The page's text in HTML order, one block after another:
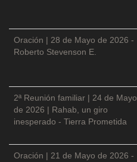
Oración | 28 de Mayo de 2026 -
Roberto Stevenson E.
2ª Reunión familiar | 24 de Mayo
de 2026 | Rahab, un giro
inesperado - Tierra Prometida
Oración | 21 de Mayo de 2026 -